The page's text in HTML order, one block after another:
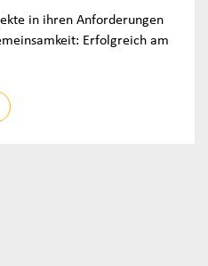
in ihren Anforderungen
Erfolgreich am